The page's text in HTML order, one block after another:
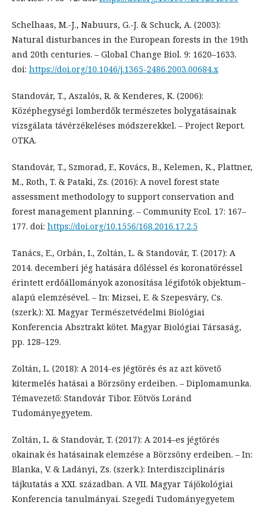
Schelhaas, M.-J., Nabuurs, G.-J. & Schuck, A. (2003):
Natural disturbances in the European forests in the 19th
and 20th centuries. – Global Change Biol. 9: 1620–1633.
doi: https://doi.org/10.1046/j.1365-2486.2003.00684.x
Standovár, T., Aszalós, R. & Kenderes, K. (2006):
Középhegységi lomberdők természetes bolygatásainak
vizsgálata távérzékeléses módszerekkel. – Project Report.
OTKA.
Standovár, T., Szmorad, F., Kovács, B., Kelemen, K., Plattner,
M., Roth, T. & Pataki, Zs. (2016): A novel forest state
assessment methodology to support conservation and
forest management planning. – Community Ecol. 17: 167–
177. doi: https://doi.org/10.1556/168.2016.17.2.5
Tanács, E., Orbán, I., Zoltán, L. & Standovár, T. (2017): A
2014. decemberi jég hatására dőléssel és koronatöréssel
érintett erdőállományok azonosítása légifotók objektum–
alapú elemzésével. – In: Mizsei, E. & Szepesváry, Cs.
(szerk.): XI. Magyar Természetvédelmi Biológiai
Konferencia Absztrakt kötet. Magyar Biológiai Társaság,
pp. 128–129.
Zoltán, L. (2018): A 2014-es jégtörés és az azt követő
kitermelés hatásai a Börzsöny erdeiben. – Diplomamunka.
Témavezető: Standovár Tibor. Eötvös Loránd
Tudományegyetem.
Zoltán, L. & Standovár, T. (2017): A 2014–es jégtörés
okainak és hatásainak elemzése a Börzsöny erdeiben. – In:
Blanka, V. & Ladányi, Zs. (szerk.): Interdiszciplináris
tájkutatás a XXI. században. A VII. Magyar Tájökológiai
Konferencia tanulmányai. Szegedi Tudományegyetem